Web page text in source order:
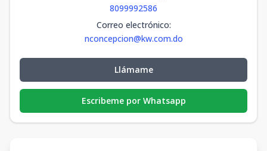
8099992586
Correo electrónico:
nconcepcion@kw.com.do
Llámame
Escribeme por Whatsapp